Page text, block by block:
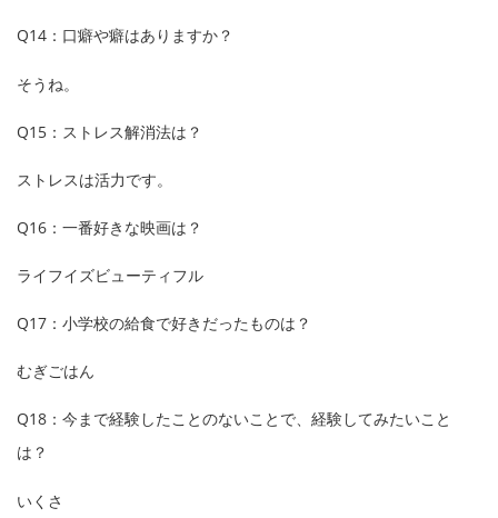
Q14：口癖や癖はありますか？
そうね。
Q15：ストレス解消法は？
ストレスは活力です。
Q16：一番好きな映画は？
ライフイズビューティフル
Q17：小学校の給食で好きだったものは？
むぎごはん
Q18：今まで経験したことのないことで、経験してみたいこと
は？
いくさ